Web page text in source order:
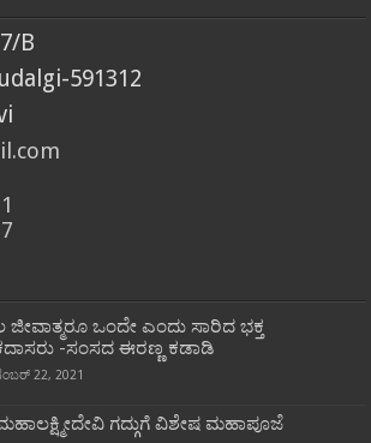
B
591312
ಜೀವಾತ್ಮರೂ ಒಂದೇ ಎಂದು ಸಾರಿದ ಭಕ್ತ
-ಸಂಸದ ಈರಣ್ಣ ಕಡಾಡಿ
22, 2021
ಮಹಾಲಕ್ಷ್ಮೀದೇವಿ ಗದ್ಗುಗೆ ವಿಶೇಷ ಮಹಾಪೂಜೆ